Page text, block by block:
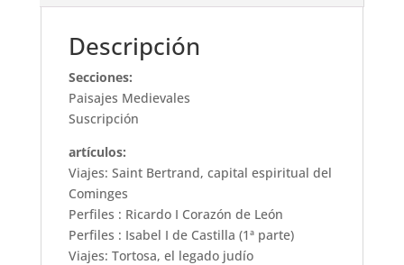
Descripción
Secciones:
Paisajes Medievales
Suscripción
artículos:
Viajes: Saint Bertrand, capital espiritual del
Cominges
Perfiles : Ricardo I Corazón de León
Perfiles : Isabel I de Castilla (1ª parte)
Viajes: Tortosa, el legado judío